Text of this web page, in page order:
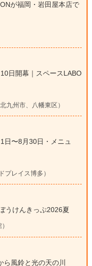
が福岡・岩田屋本店で
日開幕｜スペースLABO
九州市、八幡東区）
日〜8月30日・メニュ
レイス博多）
うけんきっぷ2026夏
風鈴と光の天の川